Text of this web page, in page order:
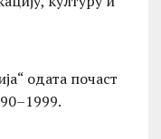
одата почаст